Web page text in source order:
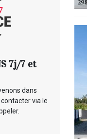
7j/7 et
dans
contacter via le